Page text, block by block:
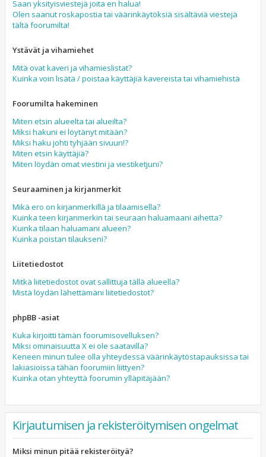
Saan yksityisviestejä joita en halua!
Olen saanut roskapostia tai väärinkäytöksiä sisältäviä viestejä
tältä foorumilta!
Ystävät ja vihamiehet
Mitä ovat kaveri ja vihamieslistat?
Kuinka voin lisätä / poistaa käyttäjiä kavereista tai vihamiehistä
Foorumilta hakeminen
Miten etsin alueelta tai alueilta?
Miksi hakuni ei löytänyt mitään?
Miksi haku johti tyhjään sivuun!?
Miten etsin käyttäjiä?
Miten löydän omat viestini ja viestiketjuni?
Seuraaminen ja kirjanmerkit
Mikä ero on kirjanmerkillä ja tilaamisella?
Kuinka teen kirjanmerkin tai seuraan haluamaani aihetta?
Kuinka tilaan haluamani alueen?
Kuinka poistan tilaukseni?
Liitetiedostot
Mitkä liitetiedostot ovat sallittuja tällä alueella?
Mistä löydän lähettämäni liitetiedostot?
phpBB -asiat
Kuka kirjoitti tämän foorumisovelluksen?
Miksi ominaisuutta X ei ole saatavilla?
Keneen minun tulee olla yhteydessä väärinkäytöstapauksissa tai
lakiasioissa tähän foorumiin liittyen?
Kuinka otan yhteyttä foorumin ylläpitäjään?
Kirjautumisen ja rekisteröitymisen ongelmat
Miksi minun pitää rekisteröityä?